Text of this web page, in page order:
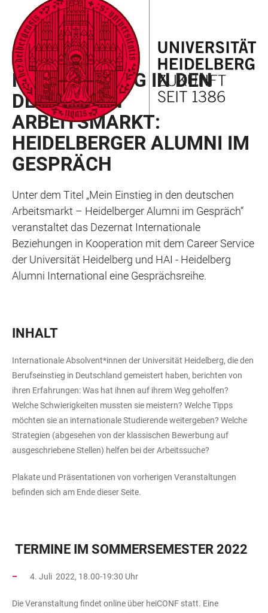
LINKS
ZUR
BARRIEREFREIHEIT
ZUM
HAUPTINHALT
HAUPTNAVIGATION
ÖFFNEN
WEBSEITENSUCHE
ÖFFNEN
VERANSTALTUNGSREIHE
MEIN EINSTIEG IN DEN
DEUTSCHEN
ARBEITSMARKT:
HEIDELBERGER ALUMNI IM
GESPRÄCH
Unter dem Titel „Mein Einstieg in den deutschen
Arbeitsmarkt – Heidelberger Alumni im Gespräch“
veranstaltet das Dezernat Internationale
Beziehungen in Kooperation mit dem Career Service
der Universität Heidelberg und HAI - Heidelberg
Alumni International eine Gesprächsreihe.
INHALT
Internationale Absolvent*innen der Universität Heidelberg, die den
Berufseinstieg in Deutschland gemeistert haben, berichten von
ihren Erfahrungen: Was hat ihnen auf ihrem Weg geholfen?
Welche Schwierigkeiten mussten sie meistern? Welche Tipps
möchten sie an internationale Studierende weitergeben? Welche
Strategien (abgesehen von der klassischen Bewerbung auf
ausgeschriebene Stellen) helfen bei der Arbeitssuche?
Plakate und Präsentationen von vorherigen Veranstaltungen
befinden sich am Ende dieser Seite.
TERMINE IM SOMMERSEMESTER 2022
4. Juli 2022, 18.00-19:30 Uhr
Die Veranstaltung findet online über heiCONF statt. Eine